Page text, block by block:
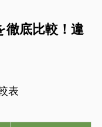
徹底比較！違
表